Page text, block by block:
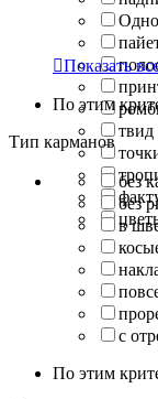
твид
Показать
По этим
Тип карманов
без
без
в
с
По этим